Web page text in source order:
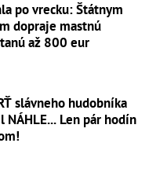
po vrecku: Štátnym
dopraje mastnú
až 800 eur
slávneho hudobníka
NÁHLE... Len pár hodín